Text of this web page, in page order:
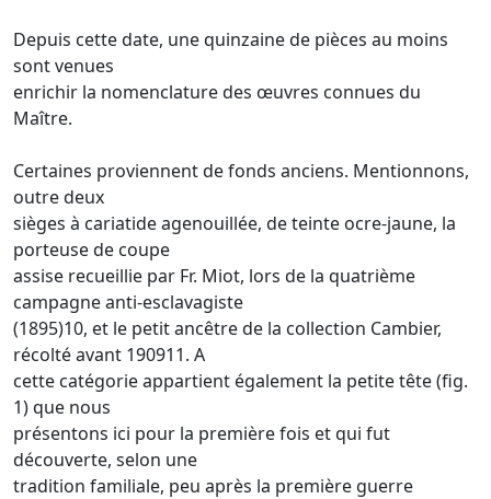
Depuis cette date, une quinzaine de pièces au moins
sont venues
enrichir la nomenclature des œuvres connues du
Maître.
Certaines proviennent de fonds anciens. Mentionnons,
outre deux
sièges à cariatide agenouillée, de teinte ocre-jaune, la
porteuse de coupe
assise recueillie par Fr. Miot, lors de la quatrième
campagne anti-esclavagiste
(1895)10, et le petit ancêtre de la collection Cambier,
récolté avant 190911. A
cette catégorie appartient également la petite tête (fig.
1) que nous
présentons ici pour la première fois et qui fut
découverte, selon une
tradition familiale, peu après la première guerre